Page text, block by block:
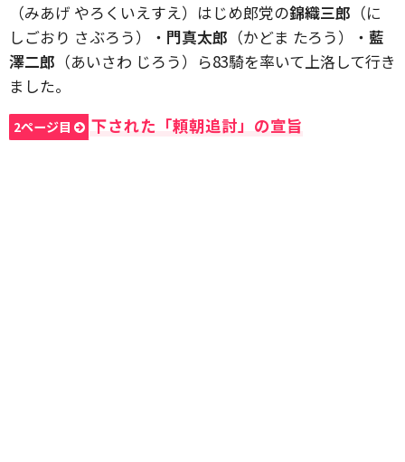
（みあげ やろくいえすえ）はじめ郎党の錦織三郎 （に
しごおり さぶろう）・ 門真太郎 （かどま たろう）・ 藍
澤二郎 （あいさわ じろう）ら83騎を率いて上洛して行き
ました。
2ページ目 下された「頼朝追討」の宣旨